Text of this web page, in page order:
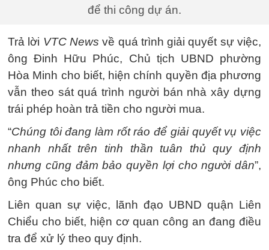
để thi công dự án.
Trả lời VTC News về quá trình giải quyết sự việc,
ông Đinh Hữu Phúc, Chủ tịch UBND phường
Hòa Minh cho biết, hiện chính quyền địa phương
vẫn theo sát quá trình người bán nhà xây dựng
trái phép hoàn trả tiền cho người mua.
“Chúng tôi đang làm rốt ráo để giải quyết vụ việc
nhanh nhất trên tinh thần tuân thủ quy định
nhưng cũng đảm bảo quyền lợi cho người dân”,
ông Phúc cho biết.
Liên quan sự việc, lãnh đạo UBND quận Liên
Chiểu cho biết, hiện cơ quan công an đang điều
tra để xử lý theo quy định.